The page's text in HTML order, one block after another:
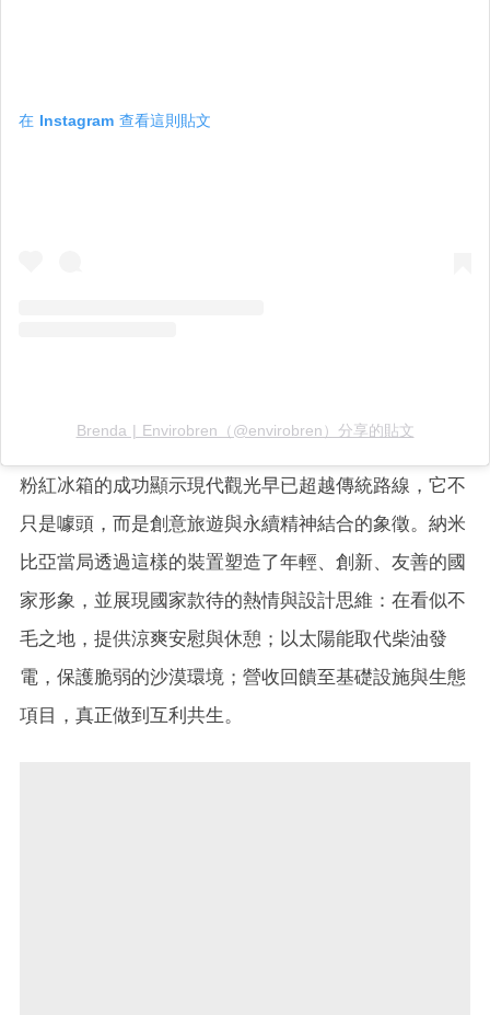
在 Instagram 查看這則貼文
Brenda | Envirobren（@envirobren）分享的貼文
粉紅冰箱的成功顯示現代觀光早已超越傳統路線，它不
只是噱頭，而是創意旅遊與永續精神結合的象徵。納米
比亞當局透過這樣的裝置塑造了年輕、創新、友善的國
家形象，並展現國家款待的熱情與設計思維：在看似不
毛之地，提供涼爽安慰與休憩；以太陽能取代柴油發
電，保護脆弱的沙漠環境；營收回饋至基礎設施與生態
項目，真正做到互利共生。